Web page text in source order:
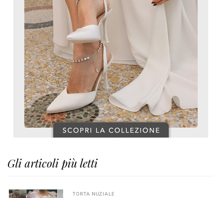
Gli articoli più letti
TORTA NUZIALE